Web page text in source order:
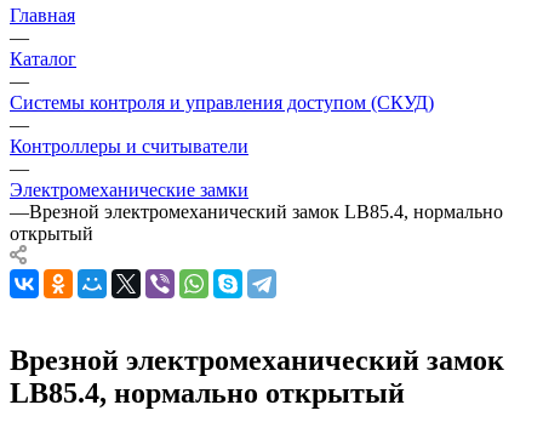
Главная
—
Каталог
—
Системы контроля и управления доступом (СКУД)
—
Контроллеры и считыватели
—
Электромеханические замки
—Врезной электромеханический замок LB85.4, нормально
открытый
Врезной электромеханический замок
LB85.4, нормально открытый